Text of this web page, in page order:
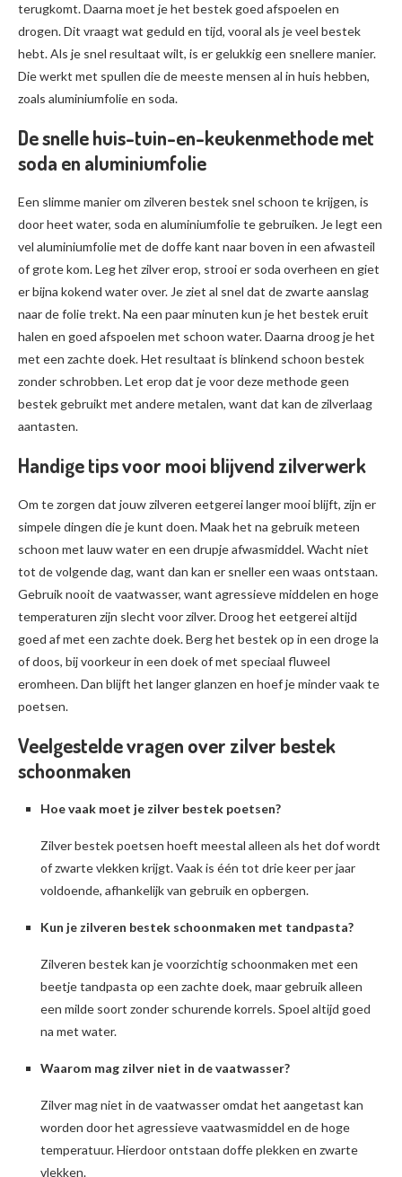
terugkomt. Daarna moet je het bestek goed afspoelen en
drogen. Dit vraagt wat geduld en tijd, vooral als je veel bestek
hebt. Als je snel resultaat wilt, is er gelukkig een snellere manier.
Die werkt met spullen die de meeste mensen al in huis hebben,
zoals aluminiumfolie en soda.
De snelle huis-tuin-en-keukenmethode met
soda en aluminiumfolie
Een slimme manier om zilveren bestek snel schoon te krijgen, is
door heet water, soda en aluminiumfolie te gebruiken. Je legt een
vel aluminiumfolie met de doffe kant naar boven in een afwasteil
of grote kom. Leg het zilver erop, strooi er soda overheen en giet
er bijna kokend water over. Je ziet al snel dat de zwarte aanslag
naar de folie trekt. Na een paar minuten kun je het bestek eruit
halen en goed afspoelen met schoon water. Daarna droog je het
met een zachte doek. Het resultaat is blinkend schoon bestek
zonder schrobben. Let erop dat je voor deze methode geen
bestek gebruikt met andere metalen, want dat kan de zilverlaag
aantasten.
Handige tips voor mooi blijvend zilverwerk
Om te zorgen dat jouw zilveren eetgerei langer mooi blijft, zijn er
simpele dingen die je kunt doen. Maak het na gebruik meteen
schoon met lauw water en een drupje afwasmiddel. Wacht niet
tot de volgende dag, want dan kan er sneller een waas ontstaan.
Gebruik nooit de vaatwasser, want agressieve middelen en hoge
temperaturen zijn slecht voor zilver. Droog het eetgerei altijd
goed af met een zachte doek. Berg het bestek op in een droge la
of doos, bij voorkeur in een doek of met speciaal fluweel
eromheen. Dan blijft het langer glanzen en hoef je minder vaak te
poetsen.
Veelgestelde vragen over zilver bestek
schoonmaken
Hoe vaak moet je zilver bestek poetsen?
Zilver bestek poetsen hoeft meestal alleen als het dof wordt
of zwarte vlekken krijgt. Vaak is één tot drie keer per jaar
voldoende, afhankelijk van gebruik en opbergen.
Kun je zilveren bestek schoonmaken met tandpasta?
Zilveren bestek kan je voorzichtig schoonmaken met een
beetje tandpasta op een zachte doek, maar gebruik alleen
een milde soort zonder schurende korrels. Spoel altijd goed
na met water.
Waarom mag zilver niet in de vaatwasser?
Zilver mag niet in de vaatwasser omdat het aangetast kan
worden door het agressieve vaatwasmiddel en de hoge
temperatuur. Hierdoor ontstaan doffe plekken en zwarte
vlekken.